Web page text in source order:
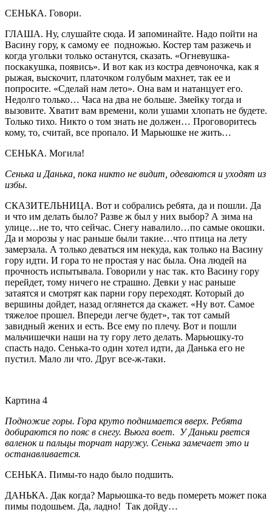
СЕНЬКА. Говори.
ГЛАША. Ну, слушайте сюда. И запоминайте. Надо пойти на
Васину гору, к самому ее подножью. Костер там разжечь и
когда угольки только останутся, сказать. «Огневушка-
поскакушка, появись». И вот как из костра девчоночка, как я
рыжая, выскочит, платочком голубым махнет, так ее и
попросите. «Сделай нам лето». Она вам и натанцует его.
Недолго только… Часа на два не больше. Змейку тогда и
вызовите. Хватит вам времени, коли ушами хлопать не будете.
Только тихо. Никто о том знать не должен… Проговоритесь
кому, то, считай, все пропало. И Марьюшке не жить…
СЕНЬКА. Могила!
Сенька и Данька, пока никто не видит, одеваются и уходят из
избы.
СКАЗИТЕЛЬНИЦА. Вот и собрались ребята, да и пошли. Да
и что им делать было? Разве ж был у них выбор? А зима на
улице…не то, что сейчас. Снегу навалило…по самые окошки.
Да и морозы у нас раньше были такие…что птица на лету
замерзала. А только деваться им некуда, как только на Васину
гору идти. И гора то не простая у нас была. Она людей на
прочность испытывала. Говорили у нас так. кто Васину гору
перейдет, тому ничего не страшно. Девки у нас раньше
затаятся и смотрят как парни гору переходят. Который до
вершины дойдет, назад оглянется да скажет. «Ну вот. Самое
тяжелое прошел. Впереди легче будет», так тот самый
завидный жених и есть. Все ему по плечу. Вот и пошли
мальчишечки наши на ту гору лето делать. Марьюшку-то
спасть надо. Сенька-то один хотел идти, да Данька его не
пустил. Мало ли что. Друг все-ж-таки.
Картина 4
Подножие горы. Гора круто поднимается вверх. Ребята
добираются по пояс в снегу. Вьюга воет. У Даньки рвется
валенок и пальцы торчат наружу. Сенька замечает это и
останавливается.
СЕНЬКА. Пимы-то надо было подшить.
ДАНЬКА. Дак когда? Марьюшка-то ведь помереть может пока
пимы подошьем. Да, ладно! Так дойду…